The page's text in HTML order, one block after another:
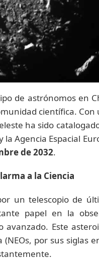
de astrónomos en
científica.
ha sido
la Agencia Espacial
de 2032.
a la Ciencia
un telescopio de
papel en la
avanzado. Este
(NEOs, por sus siglas